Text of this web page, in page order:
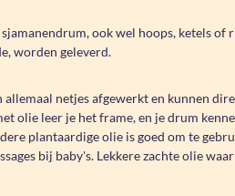
ook wel hoops, ketels
worden geleverd.
allemaal netjes afgewerkt en kunnen
olie leer je het frame, en je drum
plantaardige olie is goed om te
bij baby's. Lekkere zachte olie